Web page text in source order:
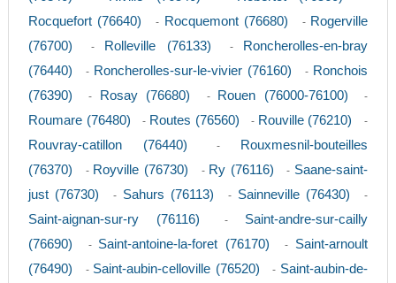
Rocquefort (76640) - Rocquemont (76680) - Rogerville
(76700)
- Rolleville (76133) -
Roncherolles-en-bray
(76440)
- Roncherolles-sur-le-vivier (76160) - Ronchois
(76390)
- Rosay (76680) - Rouen (76000-76100) -
Roumare (76480) - Routes (76560) - Rouville (76210) -
Rouvray-catillon (76440) -
Rouxmesnil-bouteilles
(76370)
- Royville (76730) - Ry (76116) - Saane-saint-
just (76730)
- Sahurs (76113) - Sainneville (76430) -
Saint-aignan-sur-ry (76116) - Saint-andre-sur-cailly
(76690)
- Saint-antoine-la-foret (76170) - Saint-arnoult
(76490)
- Saint-aubin-celloville (76520) - Saint-aubin-de-